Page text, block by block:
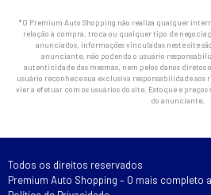
*O Premium Auto Shopping não realiza qualquer
relação à compra, troca ou qualquer tipo de
anunciados, informações vinculadas neste site
anunciante, não podendo o usuário
autenticidade das mesmas, nem pelos danos diretos
usuário reconhece sua exclusiva responsabilidade aos
vier a efetuar com os usuários do site. Estoque e
do anunciante.
Todos os direitos reservados
Premium Auto Shopping – O mais completo